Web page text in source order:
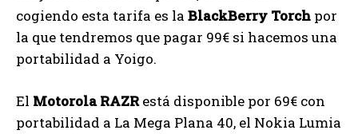
cogiendo esta tarifa es la BlackBerry Torch por
la que tendremos que pagar 99€ si hacemos una
portabilidad a Yoigo.
El Motorola RAZRestá disponible por 69€ con
portabilidad a La Mega Plana 40, el Nokia Lumia